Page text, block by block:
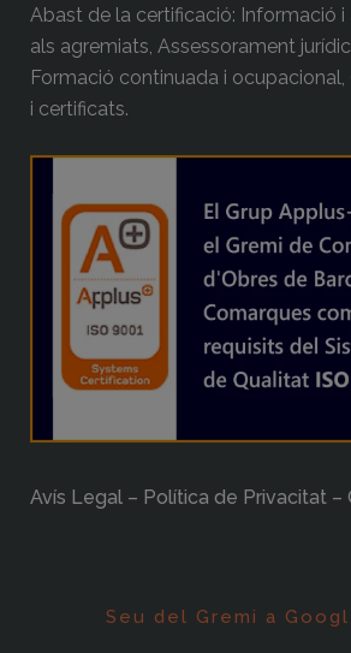
Abast de la certificació: Informació
als agremiats, Assessorament
Formació continuada i
i certificats.
Avís Legal – Política de Privacitat –
Seu del Gremi a